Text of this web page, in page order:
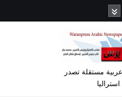
مستقلة تصدر